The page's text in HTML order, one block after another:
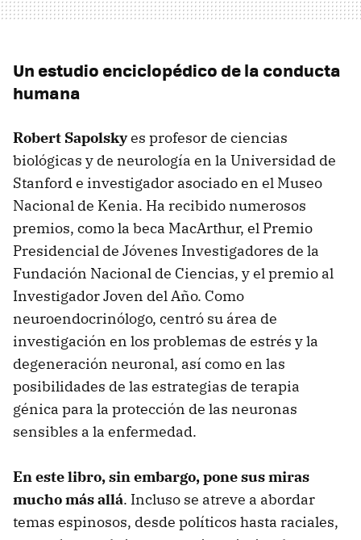
Un estudio enciclopédico de la conducta
humana
Robert Sapolskyes profesor de ciencias
biológicas y de neurología en la Universidad de
Stanford e investigador asociado en el Museo
Nacional de Kenia. Ha recibido numerosos
premios, como la beca MacArthur, el Premio
Presidencial de Jóvenes Investigadores de la
Fundación Nacional de Ciencias, y el premio al
Investigador Joven del Año. Como
neuroendocrinólogo, centró su área de
investigación en los problemas de estrés y la
degeneración neuronal, así como en las
posibilidades de las estrategias de terapia
génica para la protección de las neuronas
sensibles a la enfermedad.
En este libro, sin embargo, pone sus miras
mucho más allá. Incluso se atreve a abordar
temas espinosos, desde políticos hasta raciales,